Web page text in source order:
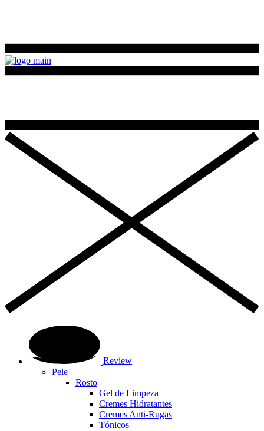
Review
Pele
Rosto
Gel de Limpeza
Cremes Hidratantes
Cremes Anti-Rugas
Tónicos